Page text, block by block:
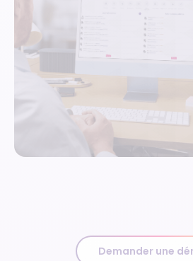
Demander une